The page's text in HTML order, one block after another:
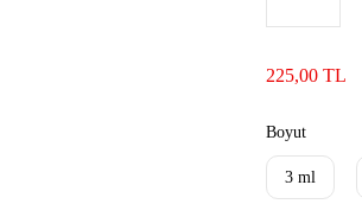
225,00 TL
Boyut
3 ml